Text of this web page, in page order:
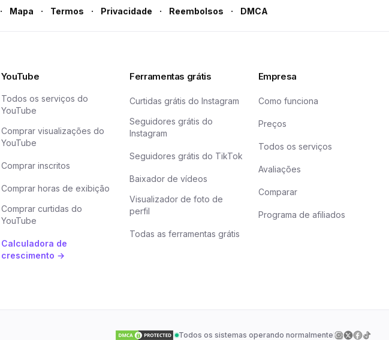
· Mapa · Termos · Privacidade · Reembolsos · DMCA
YouTube
Todos os serviços do
YouTube
Comprar visualizações do
YouTube
Comprar inscritos
Comprar horas de exibição
Comprar curtidas do
YouTube
Calculadora de
crescimento →
Ferramentas grátis
Curtidas grátis do Instagram
Seguidores grátis do
Instagram
Seguidores grátis do TikTok
Baixador de vídeos
Visualizador de foto de
perfil
Todas as ferramentas grátis
Empresa
Como funciona
Preços
Todos os serviços
Avaliações
Comparar
Programa de afiliados
Todos os sistemas operando normalmente